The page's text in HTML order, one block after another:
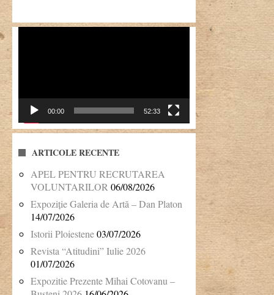
00:00 52:33
ARTICOLE RECENTE
APEL PENTRU RECRUTAREA
VOLUNTARILOR 06/08/2026
Expoziție Galeria de Artă – Dan Platon
14/07/2026
Istorii Ploiestene03/07/2026
Revista “Atitudini” Iulie 2026
01/07/2026
Expozitie Prezente Mihai Cotovanu –